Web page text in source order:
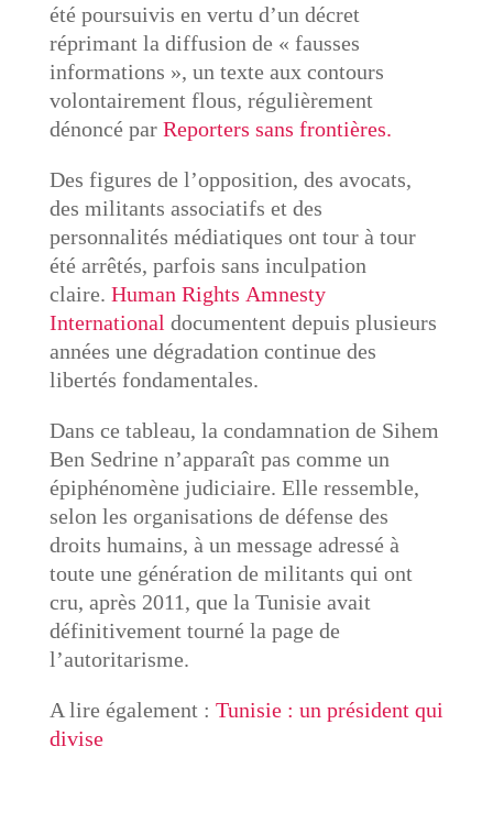
été poursuivis en vertu d’un décret
réprimant la diffusion de « fausses
informations », un texte aux contours
volontairement flous, régulièrement
dénoncé par Reporters sans frontières.
Des figures de l’opposition, des avocats,
des militants associatifs et des
personnalités médiatiques ont tour à tour
été arrêtés, parfois sans inculpation
claire. Human Rights Amnesty
International documentent depuis plusieurs
années une dégradation continue des
libertés fondamentales.
Dans ce tableau, la condamnation de Sihem
Ben Sedrine n’apparaît pas comme un
épiphénomène judiciaire. Elle ressemble,
selon les organisations de défense des
droits humains, à un message adressé à
toute une génération de militants qui ont
cru, après 2011, que la Tunisie avait
définitivement tourné la page de
l’autoritarisme.
A lire également : Tunisie : un président qui
divise